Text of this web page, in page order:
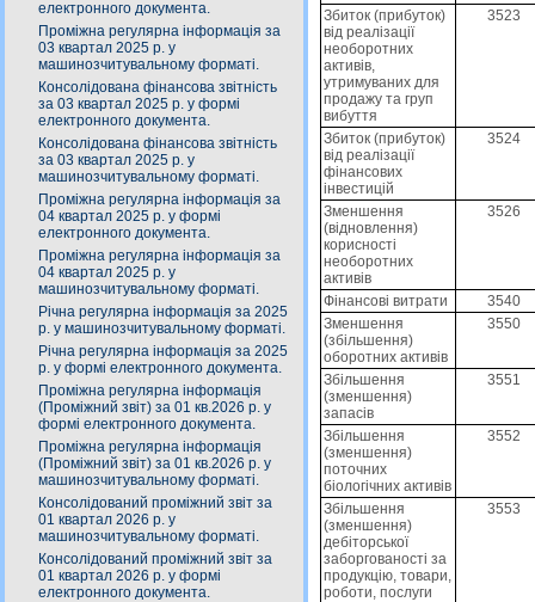
електронного документа.
Проміжна регулярна інформація за
03 квартал 2025 р. у
машинозчитувальному форматі.
Консолідована фінансова звітність
за 03 квартал 2025 р. у формі
електронного документа.
Консолідована фінансова звітність
за 03 квартал 2025 р. у
машинозчитувальному форматі.
Проміжна регулярна інформація за
04 квартал 2025 р. у формі
електронного документа.
Проміжна регулярна інформація за
04 квартал 2025 р. у
машинозчитувальному форматі.
Річна регулярна інформація за 2025
р. у машинозчитувальному форматі.
Річна регулярна інформація за 2025
р. у формі електронного документа.
Проміжна регулярна інформація
(Проміжний звіт) за 01 кв.2026 р. у
формі електронного документа.
Проміжна регулярна інформація
(Проміжний звіт) за 01 кв.2026 р. у
машинозчитувальному форматі.
Консолідований проміжний звіт за
01 квартал 2026 р. у
машинозчитувальному форматі.
Консолідований проміжний звіт за
01 квартал 2026 р. у формі
електронного документа.
Збиток (прибуток)
від реалізації
необоротних
активів,
утримуваних для
продажу та груп
вибуття
3523
Збиток (прибуток)
від реалізації
фінансових
інвестицій
3524
Зменшення
(відновлення)
корисності
необоротних
активів
3526
Фінансові витрати
3540
Зменшення
(збільшення)
оборотних активів
3550
Збільшення
(зменшення)
запасів
3551
Збільшення
(зменшення)
поточних
біологічних активів
3552
Збільшення
(зменшення)
дебіторської
заборгованості за
продукцію, товари,
роботи, послуги
3553